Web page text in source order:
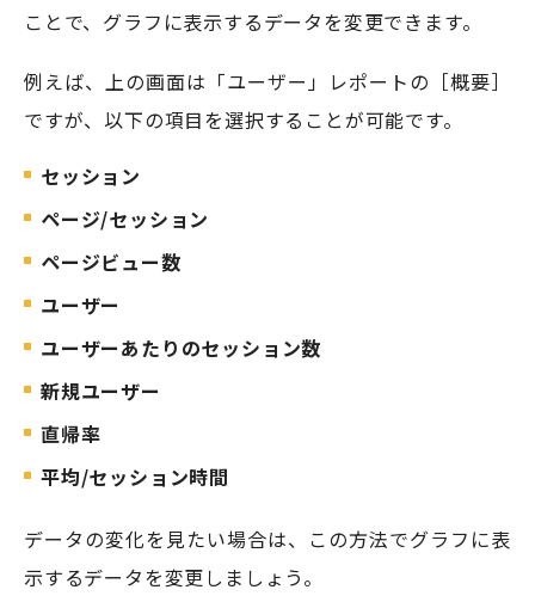
ことで、グラフに表示するデータを変更できます。
例えば、上の画面は「ユーザー」レポートの［概要］
ですが、以下の項目を選択することが可能です。
セッション
ページ/セッション
ページビュー数
ユーザー
ユーザーあたりのセッション数
新規ユーザー
直帰率
平均/セッション時間
データの変化を見たい場合は、この方法でグラフに表
示するデータを変更しましょう。